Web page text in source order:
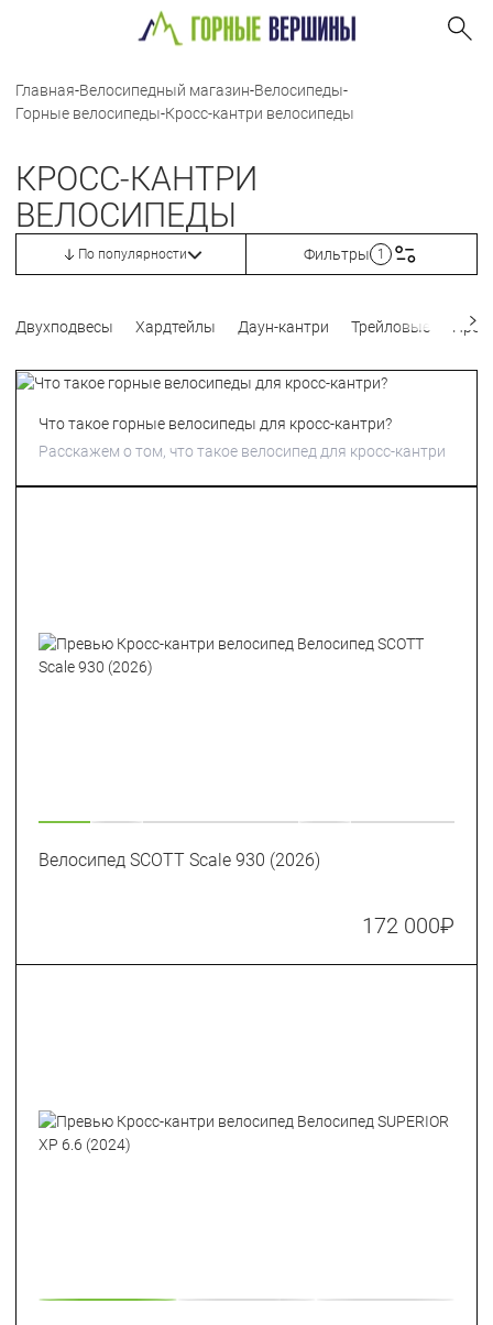
Главная-Велосипедный магазин-Велосипеды-
Горные велосипеды-Кросс-кантри велосипеды
КРОСС-КАНТРИ
ВЕЛОСИПЕДЫ
По популярности Фильтры 1
Двухподвесы Хардтейлы Даун-кантри Трейловые
Что такое горные велосипеды для кросс-кантри?
Расскажем о том, что такое велосипед для кросс-кантри
Велосипед SCOTT Scale 930 (2026)
172 000₽